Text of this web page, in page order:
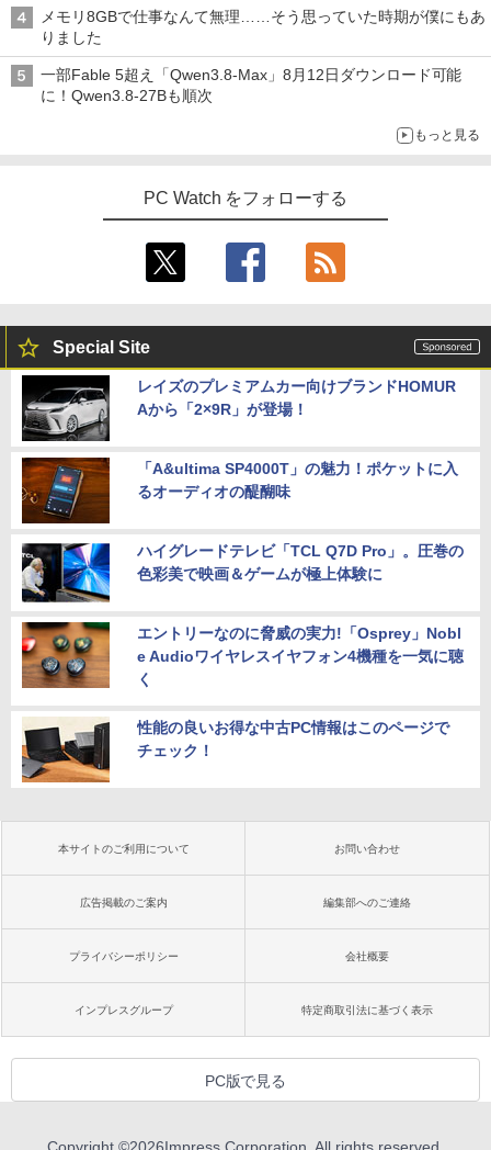
メモリ8GBで仕事なんて無理……そう思っていた時期が僕にもあ
りました
一部Fable 5超え「Qwen3.8-Max」8月12日ダウンロード可能
に！Qwen3.8-27Bも順次
もっと見る
PC Watch をフォローする
Special Site
レイズのプレミアムカー向けブランドHOMUR
Aから「2×9R」が登場！
「A&ultima SP4000T」の魅力！ポケットに入
るオーディオの醍醐味
ハイグレードテレビ「TCL Q7D Pro」。圧巻の
色彩美で映画＆ゲームが極上体験に
エントリーなのに脅威の実力!「Osprey」Nobl
e Audioワイヤレスイヤフォン4機種を一気に聴
く
性能の良いお得な中古PC情報はこのページで
チェック！
本サイトのご利用について お問い合わせ
広告掲載のご案内 編集部へのご連絡
プライバシーポリシー 会社概要
インプレスグループ 特定商取引法に基づく表示
PC版で見る